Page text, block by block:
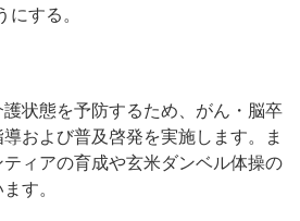
にする。
状態を予防するため、がん・脳卒
および普及啓発を実施します。ま
ィアの育成や玄米ダンベル体操の
す。